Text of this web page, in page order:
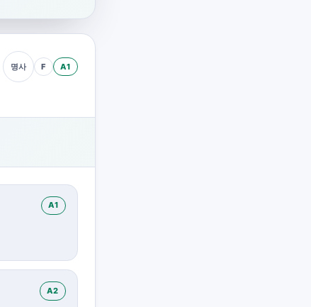
명사 F A1
A1
A2